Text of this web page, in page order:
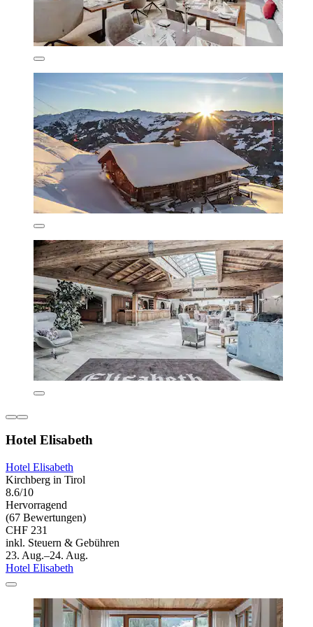
Hotel Elisabeth
Hotel Elisabeth
Kirchberg in Tirol
8.6/10
Hervorragend
(67 Bewertungen)
CHF 231
inkl. Steuern & Gebühren
23. Aug.–24. Aug.
Hotel Elisabeth